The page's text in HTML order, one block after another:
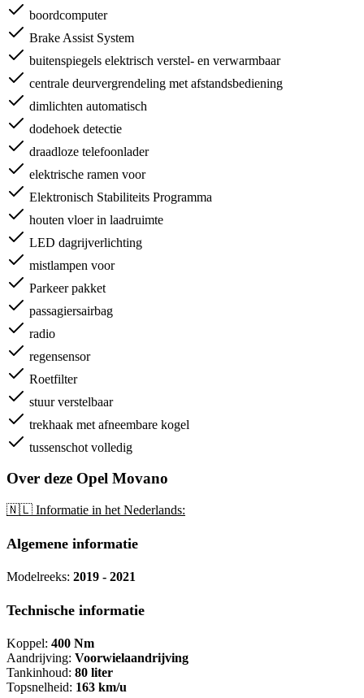
boordcomputer
Brake Assist System
buitenspiegels elektrisch verstel- en verwarmbaar
centrale deurvergrendeling met afstandsbediening
dimlichten automatisch
dodehoek detectie
draadloze telefoonlader
elektrische ramen voor
Elektronisch Stabiliteits Programma
houten vloer in laadruimte
LED dagrijverlichting
mistlampen voor
Parkeer pakket
passagiersairbag
radio
regensensor
Roetfilter
stuur verstelbaar
trekhaak met afneembare kogel
tussenschot volledig
Over deze Opel Movano
🇳🇱 Informatie in het Nederlands:
Algemene informatie
Modelreeks: 2019 - 2021
Technische informatie
Koppel: 400 Nm
Aandrijving: Voorwielaandrijving
Tankinhoud: 80 liter
Topsnelheid: 163 km/u